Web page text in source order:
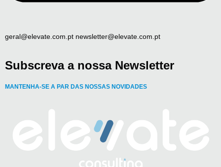
geral@elevate.com.pt newsletter@elevate.com.pt
Subscreva a nossa Newsletter
MANTENHA-SE A PAR DAS NOSSAS NOVIDADES